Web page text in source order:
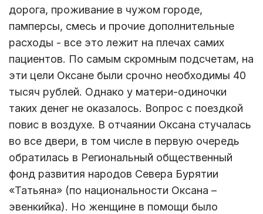
дорога, проживание в чужом городе,
памперсы, смесь и прочие дополнительные
расходы - все это лежит на плечах самих
пациентов. По самым скромным подсчетам, на
эти цели Оксане были срочно необходимы 40
тысяч рублей. Однако у матери-одиночки
таких денег не оказалось. Вопрос с поездкой
повис в воздухе. В отчаянии Оксана стучалась
во все двери, в том числе в первую очередь
обратилась в Региональный общественный
фонд развития народов Севера Бурятии
«Татьяна» (по национальности Оксана –
эвенкийка). Но женщине в помощи было